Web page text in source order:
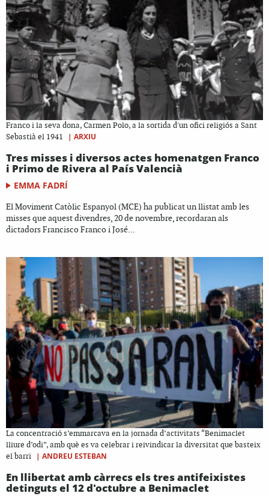
Franco i la seva dona, Carmen Polo, a la sortida d'un ofici religiós a Sant
Sebastià el 1941
| ARXIU
Tres misses i diversos actes homenatgen Franco
i Primo de Rivera al País Valencià
EMMA FADRÍ
El Moviment Catòlic Espanyol (MCE) ha publicat un llistat amb les
misses que aquest divendres, 20 de novembre, recordaran als
dictadors Francisco Franco i José...
La concentració s’emmarcava en la jornada d’activitats “Benimaclet
lliure d’odi”, amb què es va celebrar i reivindicar la diversitat que basteix
el barri
| ANDREU ESTEBAN
En llibertat amb càrrecs els tres antifeixistes
detinguts el 12 d'octubre a Benimaclet